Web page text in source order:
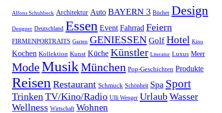
Alfons Schuhbeck Architektur Auto BAYERN 3 Bücher Design
Designer Deutschland Essen Event Fahrrad Feiern
FIRMENPORTRAITS Garten GENIESSEN Golf Hotel Kino
Kochen Kollektion Kunst Küche Künstler Literatur Luxus Meer
ModeMusikMünchen Pop-Geschichten Produkte
Reisen Restaurant Schmuck Schönheit Spa Sport
Trinken TV/Kino/Radio Ulli Wenger UrlaubWasser
Wellness Wirtschaft Wohnen